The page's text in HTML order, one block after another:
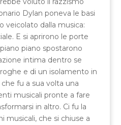
Dylan poneva le basi
veicolato dalla musica:
E si aprirono le porte
piano spostarono
intima dentro se
e di un isolamento in
fu a sua volta una
musicali pronte a fare
in altro. Ci fu la
musicali, che si chiuse a